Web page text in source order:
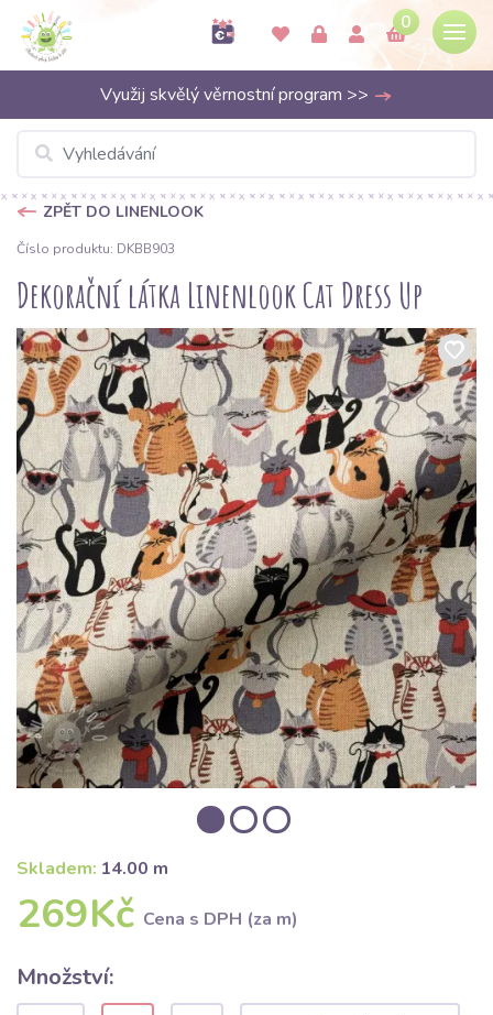
0
Využij skvělý věrnostní program >>
ZPĚT DO LINENLOOK
Číslo produktu: DKBB903
Dekorační látka Linenlook Cat Dress Up
Skladem: 14.00 m
269Kč Cena s DPH (za m)
Množství: